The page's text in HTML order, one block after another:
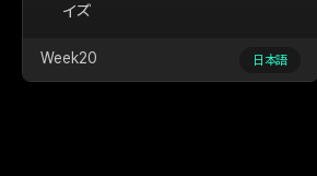
イズ
Week20 日本語